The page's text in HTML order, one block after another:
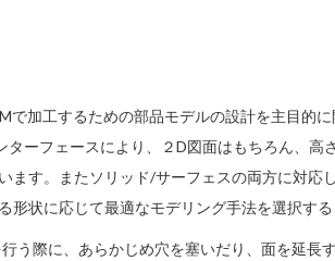
で加工するための部品モデルの設計を主目的
ターフェースにより、２D図面はもちろん、高
ます。またソリッド/サーフェスの両方に対応
形状に応じて最適なモデリング手法を選択する
う際に、あらかじめ穴を塞いだり、面を延長